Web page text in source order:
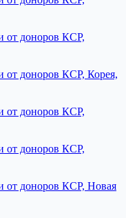
от доноров КСР,
от доноров КСР, Корея,
от доноров КСР,
от доноров КСР,
от доноров КСР, Новая